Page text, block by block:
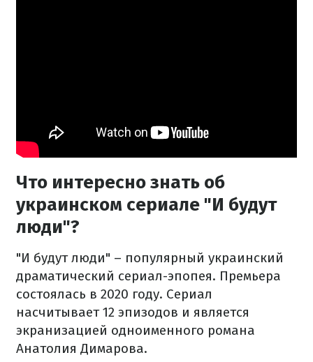
Что интересно знать об
украинском сериале "И будут
люди"?
"И будут люди" – популярный украинский
драматический сериал-эпопея. Премьера
состоялась в 2020 году. Сериал
насчитывает 12 эпизодов и является
экранизацией одноименного романа
Анатолия Димарова.